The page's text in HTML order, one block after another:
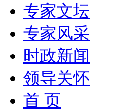
专家文坛
专家风采
时政新闻
领导关怀
首 页